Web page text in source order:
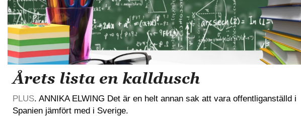
Årets lista en kalldusch
PLUS. ANNIKA ELWING Det är en helt annan sak att vara offentliganställd i
Spanien jämfört med i Sverige.